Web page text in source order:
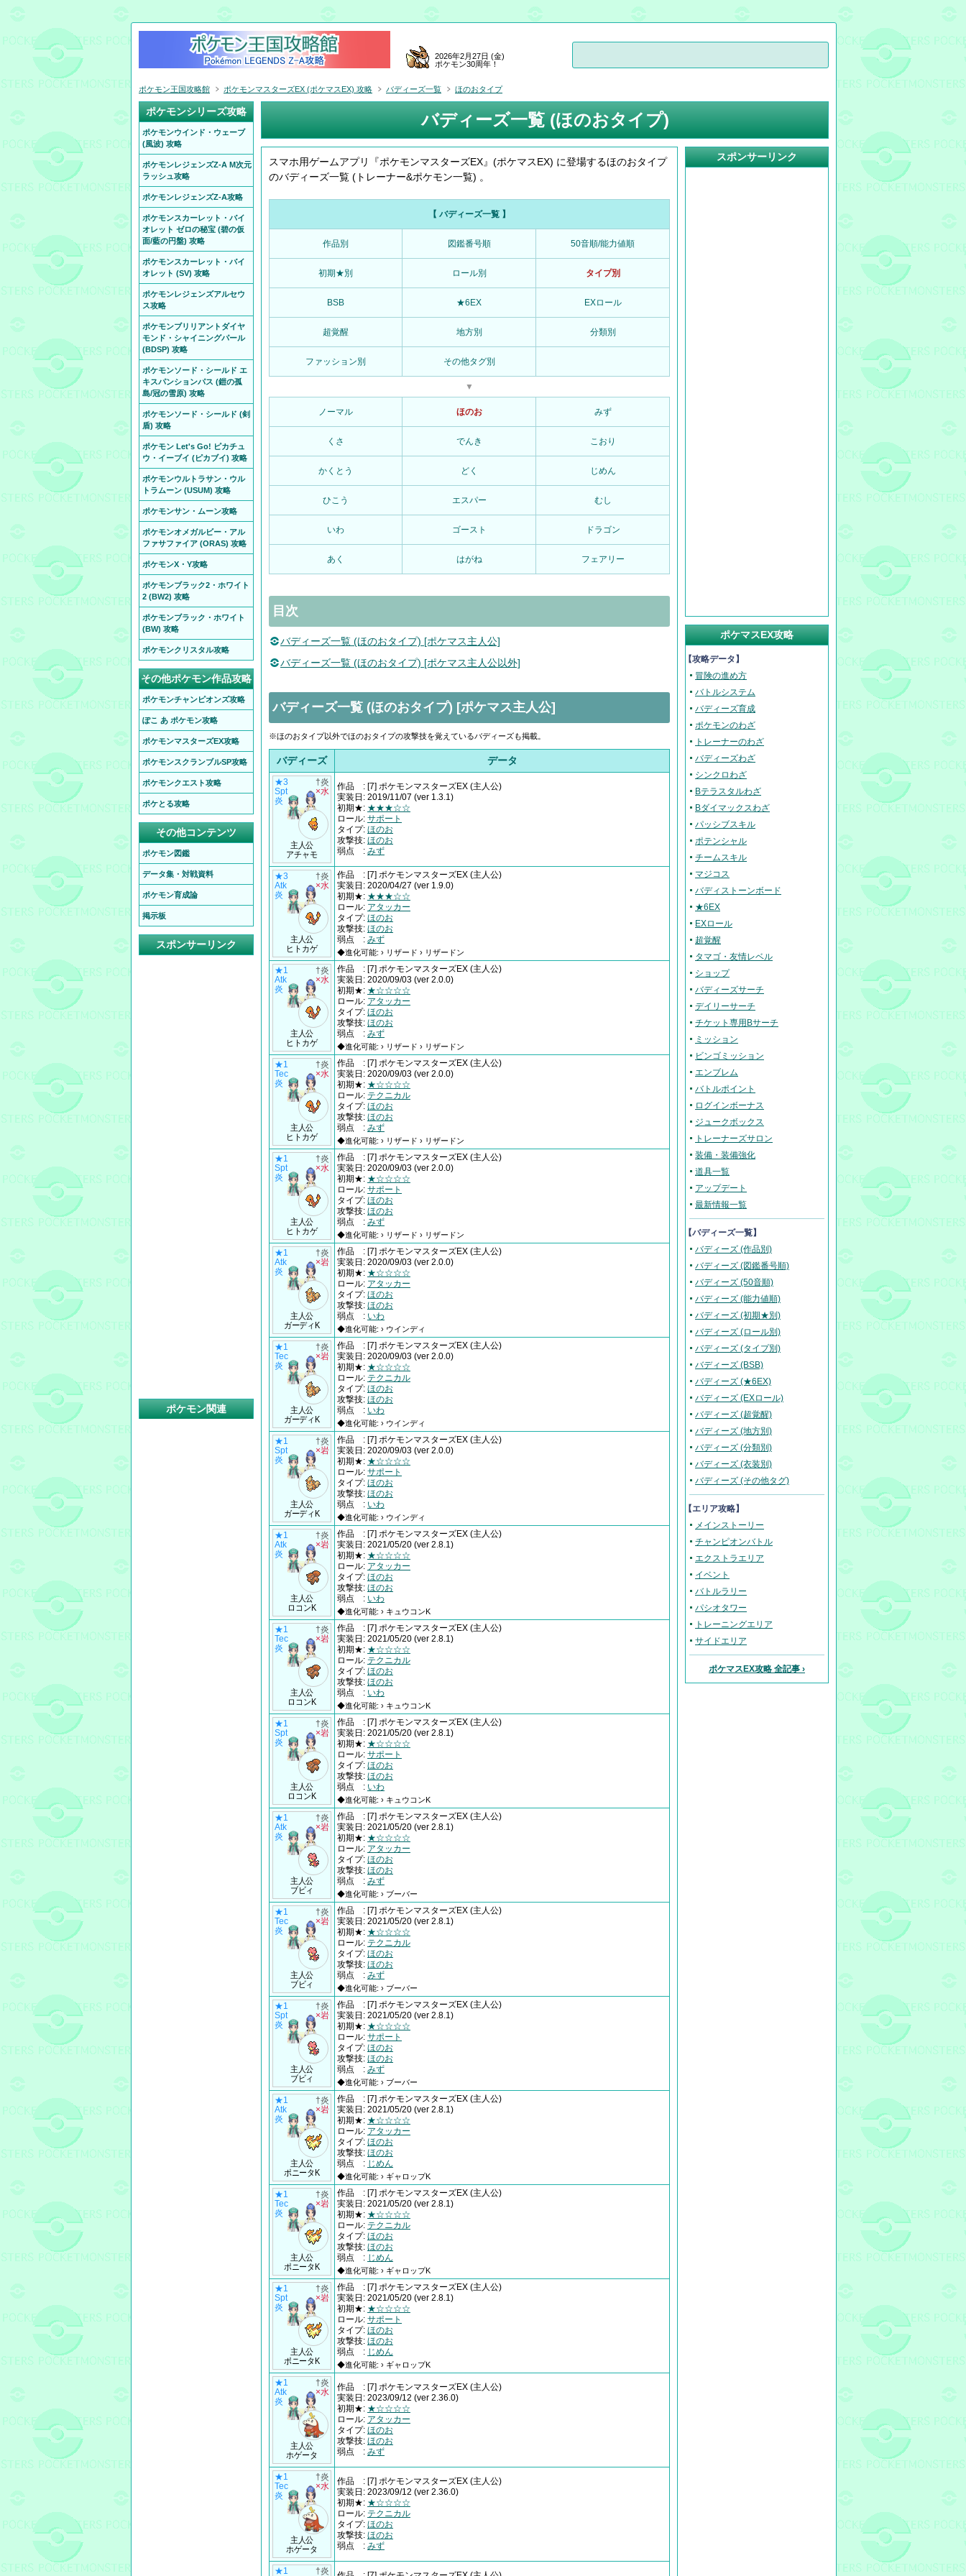
バディーズ一覧 (ほのおタイプ)
スマホ用ゲームアプリ『ポケモンマスターズEX』(ポケマスEX) に登場するほのおタイプ
のバディーズ一覧 (トレーナー&ポケモン一覧) 。
【 バディーズ一覧 】
作品別 図鑑番号順 50音順/能力値順
初期★別 ロール別 タイプ別
BSB ★6EX EXロール
超覚醒 地方別 分類別
ファッション別 その他タグ別
▼
ノーマル ほのお みず
くさ でんき こおり
かくとう どく じめん
ひこう エスパー むし
いわ ゴースト ドラゴン
あく はがね フェアリー
目次
バディーズ一覧 (ほのおタイプ) [ポケマス主人公]
バディーズ一覧 (ほのおタイプ) [ポケマス主人公以外]
バディーズ一覧 (ほのおタイプ) [ポケマス主人公]
※ほのおタイプ以外でほのおタイプの攻撃技を覚えているバディーズも掲載。
バディーズ データ
★3
Spt
炎
主人公
アチャモ
†炎
×水
作品 : [7] ポケモンマスターズEX (主人公)
実装日 : 2019/11/07 (ver 1.3.1)
初期★: ★★★☆☆
ロール: サポート
タイプ: ほのお
攻撃技: ほのお
弱点
: みず
★3
Atk
炎
主人公
ヒトカゲ
†炎
×水
作品 : [7] ポケモンマスターズEX (主人公)
実装日 : 2020/04/27 (ver 1.9.0)
初期★: ★★★☆☆
ロール: アタッカー
タイプ: ほのお
攻撃技: ほのお
弱点
: みず
◆進化可能: › リザード › リザードン
★1
Atk
炎
主人公
ヒトカゲ
†炎
×水
作品 : [7] ポケモンマスターズEX (主人公)
実装日 : 2020/09/03 (ver 2.0.0)
初期★: ★☆☆☆☆
ロール: アタッカー
タイプ: ほのお
攻撃技: ほのお
弱点
: みず
◆進化可能: › リザード › リザードン
★1
Tec
炎
主人公
ヒトカゲ
†炎
×水
作品 : [7] ポケモンマスターズEX (主人公)
実装日 : 2020/09/03 (ver 2.0.0)
初期★: ★☆☆☆☆
ロール: テクニカル
タイプ: ほのお
攻撃技: ほのお
弱点
: みず
◆進化可能: › リザード › リザードン
★1
Spt
炎
主人公
ヒトカゲ
†炎
×水
作品 : [7] ポケモンマスターズEX (主人公)
実装日 : 2020/09/03 (ver 2.0.0)
初期★: ★☆☆☆☆
ロール: サポート
タイプ: ほのお
攻撃技: ほのお
弱点
: みず
◆進化可能: › リザード › リザードン
★1
Atk
炎
主人公
ガーディK
†炎
×岩
作品 : [7] ポケモンマスターズEX (主人公)
実装日 : 2020/09/03 (ver 2.0.0)
初期★: ★☆☆☆☆
ロール: アタッカー
タイプ: ほのお
攻撃技: ほのお
弱点
: いわ
◆進化可能: › ウインディ
★1
Tec
炎
主人公
ガーディK
†炎
×岩
作品 : [7] ポケモンマスターズEX (主人公)
実装日 : 2020/09/03 (ver 2.0.0)
初期★: ★☆☆☆☆
ロール: テクニカル
タイプ: ほのお
攻撃技: ほのお
弱点
: いわ
◆進化可能: › ウインディ
★1
Spt
炎
主人公
ガーディK
†炎
×岩
作品 : [7] ポケモンマスターズEX (主人公)
実装日 : 2020/09/03 (ver 2.0.0)
初期★: ★☆☆☆☆
ロール: サポート
タイプ: ほのお
攻撃技: ほのお
弱点
: いわ
◆進化可能: › ウインディ
★1
Atk
炎
主人公
ロコンK
†炎
×岩
作品 : [7] ポケモンマスターズEX (主人公)
実装日 : 2021/05/20 (ver 2.8.1)
初期★: ★☆☆☆☆
ロール: アタッカー
タイプ: ほのお
攻撃技: ほのお
弱点
: いわ
◆進化可能: › キュウコンK
★1
Tec
炎
主人公
ロコンK
†炎
×岩
作品 : [7] ポケモンマスターズEX (主人公)
実装日 : 2021/05/20 (ver 2.8.1)
初期★: ★☆☆☆☆
ロール: テクニカル
タイプ: ほのお
攻撃技: ほのお
弱点
: いわ
◆進化可能: › キュウコンK
★1
Spt
炎
主人公
ロコンK
†炎
×岩
作品 : [7] ポケモンマスターズEX (主人公)
実装日 : 2021/05/20 (ver 2.8.1)
初期★: ★☆☆☆☆
ロール: サポート
タイプ: ほのお
攻撃技: ほのお
弱点
: いわ
◆進化可能: › キュウコンK
★1
Atk
炎
主人公
ブビィ
†炎
×岩
作品 : [7] ポケモンマスターズEX (主人公)
実装日 : 2021/05/20 (ver 2.8.1)
初期★: ★☆☆☆☆
ロール: アタッカー
タイプ: ほのお
攻撃技: ほのお
弱点
: みず
◆進化可能: › ブーバー
★1
Tec
炎
主人公
ブビィ
†炎
×岩
作品 : [7] ポケモンマスターズEX (主人公)
実装日 : 2021/05/20 (ver 2.8.1)
初期★: ★☆☆☆☆
ロール: テクニカル
タイプ: ほのお
攻撃技: ほのお
弱点
: みず
◆進化可能: › ブーバー
★1
Spt
炎
主人公
ブビィ
†炎
×岩
作品 : [7] ポケモンマスターズEX (主人公)
実装日 : 2021/05/20 (ver 2.8.1)
初期★: ★☆☆☆☆
ロール: サポート
タイプ: ほのお
攻撃技: ほのお
弱点
: みず
◆進化可能: › ブーバー
★1
Atk
炎
主人公
ポニータK
†炎
×岩
作品 : [7] ポケモンマスターズEX (主人公)
実装日 : 2021/05/20 (ver 2.8.1)
初期★: ★☆☆☆☆
ロール: アタッカー
タイプ: ほのお
攻撃技: ほのお
弱点
: じめん
◆進化可能: › ギャロップK
★1
Tec
炎
主人公
ポニータK
†炎
×岩
作品 : [7] ポケモンマスターズEX (主人公)
実装日 : 2021/05/20 (ver 2.8.1)
初期★: ★☆☆☆☆
ロール: テクニカル
タイプ: ほのお
攻撃技: ほのお
弱点
: じめん
◆進化可能: › ギャロップK
★1
Spt
炎
主人公
ポニータK
†炎
×岩
作品 : [7] ポケモンマスターズEX (主人公)
実装日 : 2021/05/20 (ver 2.8.1)
初期★: ★☆☆☆☆
ロール: サポート
タイプ: ほのお
攻撃技: ほのお
弱点
: じめん
◆進化可能: › ギャロップK
★1
Atk
炎
主人公
ホゲータ
†炎
×水
作品 : [7] ポケモンマスターズEX (主人公)
実装日 : 2023/09/12 (ver 2.36.0)
初期★: ★☆☆☆☆
ロール: アタッカー
タイプ: ほのお
攻撃技: ほのお
弱点
: みず
★1
Tec
炎
主人公
ホゲータ
†炎
×水
作品 : [7] ポケモンマスターズEX (主人公)
実装日 : 2023/09/12 (ver 2.36.0)
初期★: ★☆☆☆☆
ロール: テクニカル
タイプ: ほのお
攻撃技: ほのお
弱点
: みず
★1
†炎
スポンサーリンク
ポケマスEX攻略
【攻略データ】
冒険の進め方
バトルシステム
バディーズ育成
ポケモンのわざ
トレーナーのわざ
バディーズわざ
シンクロわざ
Bテラスタルわざ
Bダイマックスわざ
パッシブスキル
ポテンシャル
チームスキル
マジコス
バディストーンボード
★6EX
EXロール
超覚醒
タマゴ・友情レベル
ショップ
バディーズサーチ
デイリーサーチ
チケット専用Bサーチ
ミッション
ビンゴミッション
エンブレム
バトルポイント
ログインボーナス
ジュークボックス
トレーナーズサロン
装備・装備強化
道具一覧
アップデート
最新情報一覧
【バディーズ一覧】
バディーズ (作品別)
バディーズ (図鑑番号順)
バディーズ (50音順)
バディーズ (能力値順)
バディーズ (初期★別)
バディーズ (ロール別)
バディーズ (タイプ別)
バディーズ (BSB)
バディーズ (★6EX)
バディーズ (EXロール)
バディーズ (超覚醒)
バディーズ (地方別)
バディーズ (分類別)
バディーズ (衣装別)
バディーズ (その他タグ)
【エリア攻略】
メインストーリー
チャンピオンバトル
エクストラエリア
イベント
バトルラリー
パシオタワー
トレーニングエリア
サイドエリア
ポケマスEX攻略 全記事 ›
2026年2月27日 (金)
ポケモン30周年！
ポケモン王国攻略館 ポケモンマスターズEX (ポケマスEX) 攻略 バディーズ一覧 ほのおタイプ
ポケモンシリーズ攻略
ポケモンウインド・ウェーブ
(風波) 攻略
ポケモンレジェンズZ-A M次元
ラッシュ攻略
ポケモンレジェンズZ-A攻略
ポケモンスカーレット・バイ
オレット ゼロの秘宝 (碧の仮
面/藍の円盤) 攻略
ポケモンスカーレット・バイ
オレット (SV) 攻略
ポケモンレジェンズアルセウ
ス攻略
ポケモンブリリアントダイヤ
モンド・シャイニングパール
(BDSP) 攻略
ポケモンソード・シールド エ
キスパンションパス (鎧の孤
島/冠の雪原) 攻略
ポケモンソード・シールド (剣
盾) 攻略
ポケモン Let's Go! ピカチュ
ウ・イーブイ (ピカブイ) 攻略
ポケモンウルトラサン・ウル
トラムーン (USUM) 攻略
ポケモンサン・ムーン攻略
ポケモンオメガルビー・アル
ファサファイア (ORAS) 攻略
ポケモンX・Y攻略
ポケモンブラック2・ホワイト
2 (BW2) 攻略
ポケモンブラック・ホワイト
(BW) 攻略
ポケモンクリスタル攻略
その他ポケモン作品攻略
ポケモンチャンピオンズ攻略
ぽこ あ ポケモン攻略
ポケモンマスターズEX攻略
ポケモンスクランブルSP攻略
ポケモンクエスト攻略
ポケとる攻略
その他コンテンツ
ポケモン図鑑
データ集・対戦資料
ポケモン育成論
掲示板
スポンサーリンク
ポケモン関連